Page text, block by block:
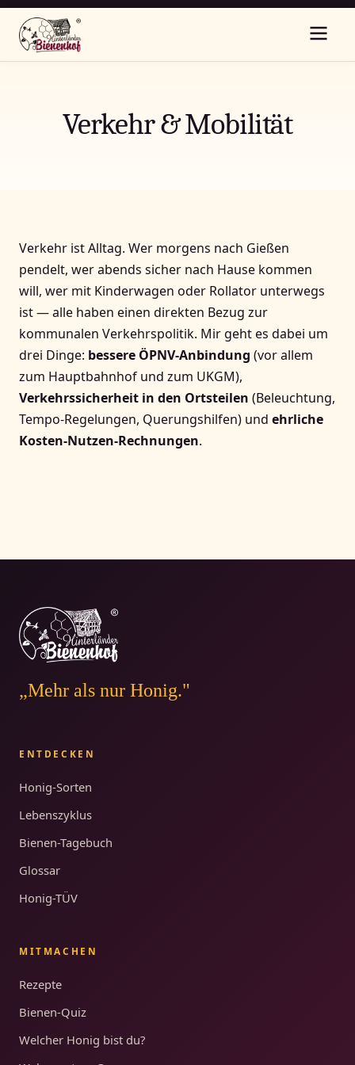
Verkehr & Mobilität
Verkehr ist Alltag. Wer morgens nach Gießen
pendelt, wer abends sicher nach Hause kommen
will, wer mit Kinderwagen oder Rollator unterwegs
ist — alle haben einen direkten Bezug zur
kommunalen Verkehrspolitik. Mir geht es dabei um
drei Dinge: bessere ÖPNV-Anbindung (vor allem
zum Hauptbahnhof und zum UKGM),
Verkehrssicherheit in den Ortsteilen (Beleuchtung,
Tempo-Regelungen, Querungshilfen) und ehrliche
Kosten-Nutzen-Rechnungen.
„Mehr als nur Honig."
ENTDECKEN
Honig-Sorten
Lebenszyklus
Bienen-Tagebuch
Glossar
Honig-TÜV
MITMACHEN
Rezepte
Bienen-Quiz
Welcher Honig bist du?